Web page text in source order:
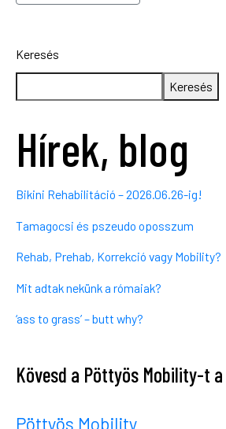
Keresés
Keresés
Hírek, blog
Bikini Rehabilitáció – 2026.06.26-ig!
Tamagocsi és pszeudo oposszum
Rehab, Prehab, Korrekció vagy Mobility?
Mit adtak nekünk a rómaiak?
‘ass to grass’ – butt why?
Kövesd a Pöttyös Mobility-t
Pöttyös Mobility